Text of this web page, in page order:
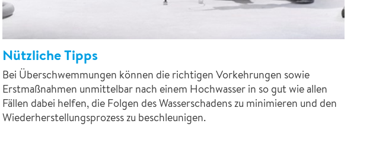
Nützliche Tipps
Bei Überschwemmungen können die richtigen Vorkehrungen sowie
Erstmaßnahmen unmittelbar nach einem Hochwasser in so gut wie allen
Fällen dabei helfen, die Folgen des Wasserschadens zu minimieren und den
Wiederherstellungsprozess zu beschleunigen.